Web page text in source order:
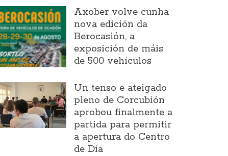
Axober volve cunha
nova edición da
Berocasión, a
exposición de máis
de 500 vehículos
Un tenso e ateigado
pleno de Corcubión
aprobou finalmente a
partida para permitir
a apertura do Centro
de Día